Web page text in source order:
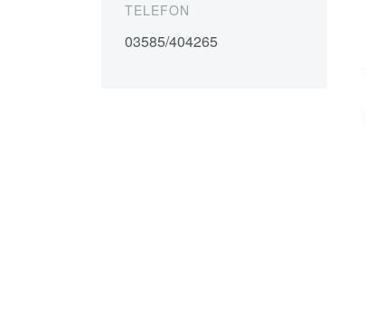
TELEFON
03585/404265